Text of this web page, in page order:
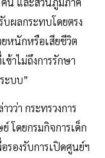
บผลกระทบโดยตรง
หนักหรือเสียชีวิต
ข้าไม่ถึงการรักษา
ะบบ”
ว่า กระทรวงการ
โดยกรมกิจการเด็ก
รองรับการเปิดศูนย์ฯ